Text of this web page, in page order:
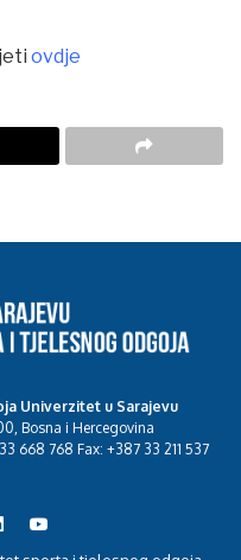
ovdje
Univerzitet u Sarajevu
Bosna i Hercegovina
668 768 Fax: +387 33 211 537